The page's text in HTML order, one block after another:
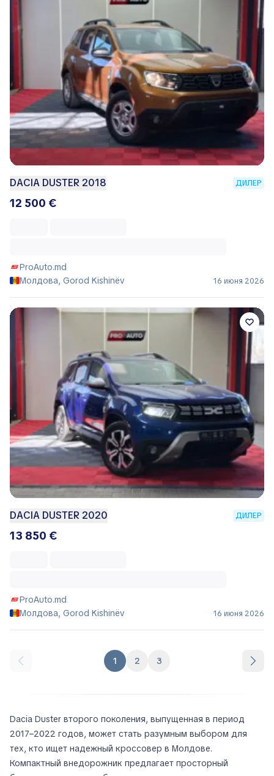
DACIA DUSTER 2018 ДИЛЕР
12 500 €
ProAuto.md
Молдова, Gorod Kishinëv
16 июня 2026
DACIA DUSTER 2020 ДИЛЕР
13 850 €
ProAuto.md
Молдова, Gorod Kishinëv
16 июня 2026
1 2 3
Dacia Duster второго поколения, выпущенная в период
2017–2022 годов, может стать разумным выбором для
тех, кто ищет надежный кроссовер в Молдове.
Компактный внедорожник предлагает просторный